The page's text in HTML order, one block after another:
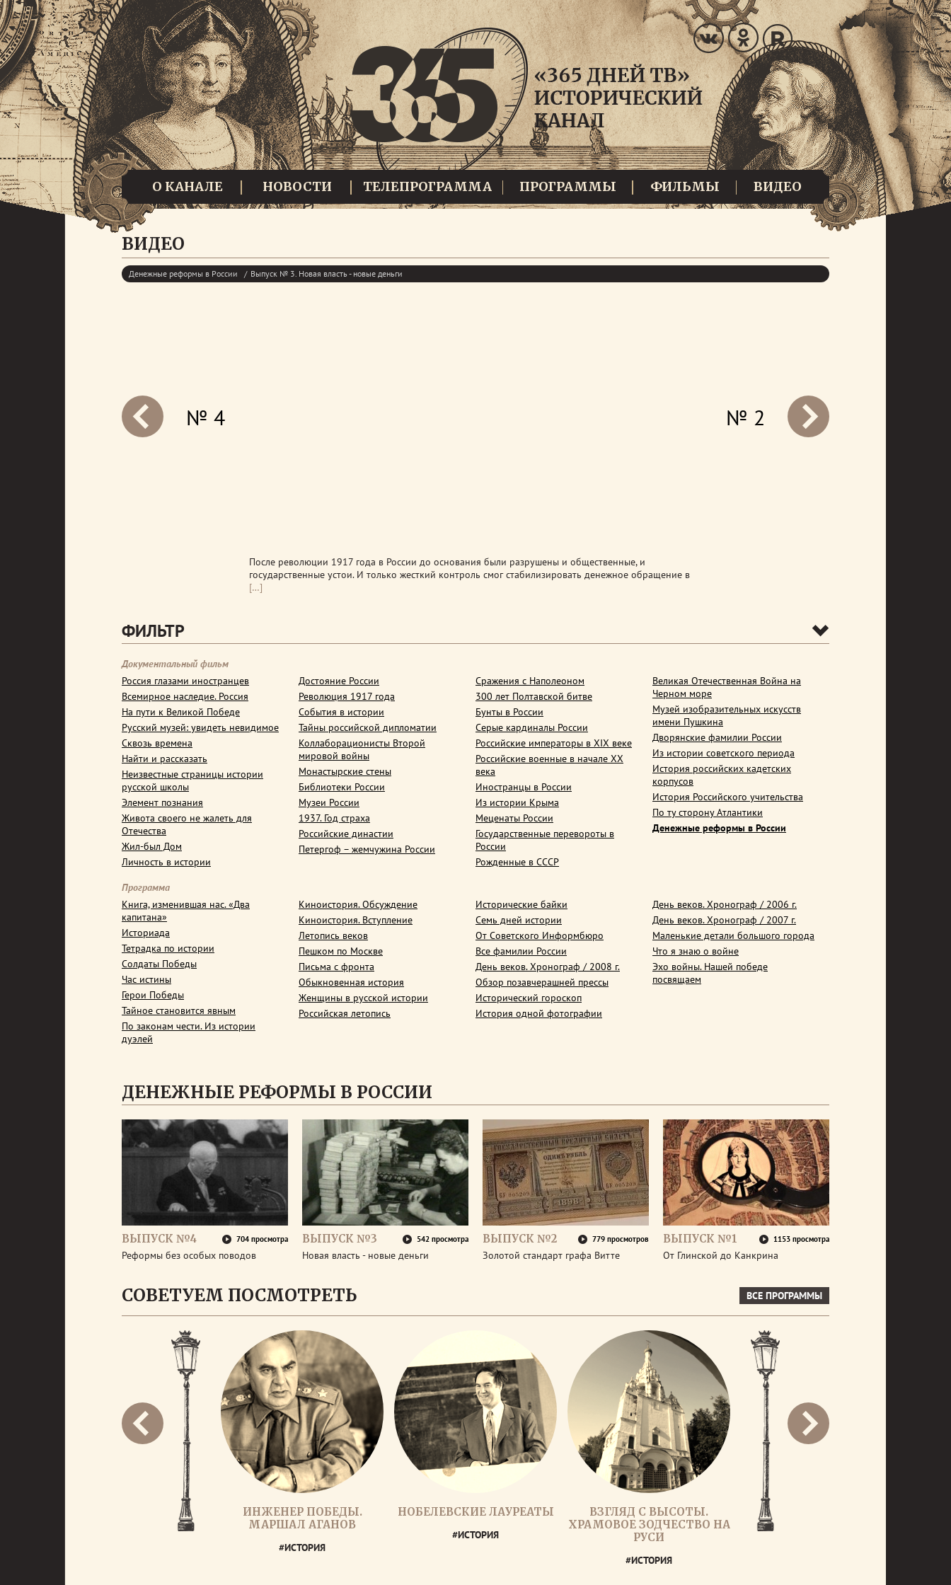
О КАНАЛЕ НОВОСТИ ТЕЛЕПРОГРАММА ПРОГРАММЫ ФИЛЬМЫ ВИДЕО
ВИДЕО
Денежные реформы в России Выпуск № 3. Новая власть - новые деньги
№ 2
№ 4
После революции 1917 года в России до основания были разрушены и общественные, и
государственные устои. И только жесткий контроль смог стабилизировать денежное обращение в
[…]
ФИЛЬТР
Документальный фильм
Россия глазами иностранцев
Всемирное наследие. Россия
На пути к Великой Победе
Русский музей: увидеть невидимое
Сквозь времена
Найти и рассказать
Неизвестные страницы истории
русской школы
Элемент познания
Живота своего не жалеть для
Отечества
Жил-был Дом
Личность в истории
Достояние России
Революция 1917 года
События в истории
Тайны российской дипломатии
Коллаборационисты Второй
мировой войны
Монастырские стены
Библиотеки России
Музеи России
1937. Год страха
Российские династии
Петергоф – жемчужина России
Сражения с Наполеоном
300 лет Полтавской битве
Бунты в России
Серые кардиналы России
Российские императоры в XIX веке
Российские военные в начале ХХ
века
Иностранцы в России
Из истории Крыма
Меценаты России
Государственные перевороты в
России
Рожденные в СССР
Великая Отечественная Война на
Черном море
Музей изобразительных искусств
имени Пушкина
Дворянские фамилии России
Из истории советского периода
История российских кадетских
корпусов
История Российского учительства
По ту сторону Атлантики
Денежные реформы в России
Программа
Книга, изменившая нас. «Два
капитана»
Историада
Тетрадка по истории
Солдаты Победы
Час истины
Герои Победы
Тайное становится явным
По законам чести. Из истории
дуэлей
Киноистория. Обсуждение
Киноистория. Вступление
Летопись веков
Пешком по Москве
Письма с фронта
Обыкновенная история
Женщины в русской истории
Российская летопись
Исторические байки
Семь дней истории
От Советского Информбюро
Все фамилии России
День веков. Хронограф / 2008 г.
Обзор позавчерашней прессы
Исторический гороскоп
История одной фотографии
День веков. Хронограф / 2006 г.
День веков. Хронограф / 2007 г.
Маленькие детали большого города
Что я знаю о войне
Эхо войны. Нашей победе
посвящаем
ДЕНЕЖНЫЕ РЕФОРМЫ В РОССИИ
ВЫПУСК №4 704 просмотра
Реформы без особых поводов
ВЫПУСК №3 542 просмотра
Новая власть - новые деньги
ВЫПУСК №2 779 просмотров
Золотой стандарт графа Витте
ВЫПУСК №1 1153 просмотра
От Глинской до Канкрина
СОВЕТУЕМ ПОСМОТРЕТЬ ВСЕ ПРОГРАММЫ
ИНЖЕНЕР ПОБЕДЫ.
МАРШАЛ АГАНОВ
#ИСТОРИЯ
НОБЕЛЕВСКИЕ ЛАУРЕАТЫ
#ИСТОРИЯ
ВЗГЛЯД С ВЫСОТЫ.
ХРАМОВОЕ ЗОДЧЕСТВО НА
РУСИ
#ИСТОРИЯ